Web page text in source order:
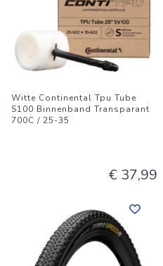
Witte Continental Tpu Tube
S100 Binnenband Transparant
700C / 25-35
€ 37,99